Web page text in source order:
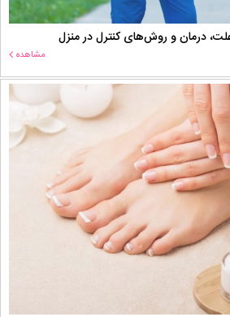
علت، درمان و روش‌های کنترل در منزل
مشاهده